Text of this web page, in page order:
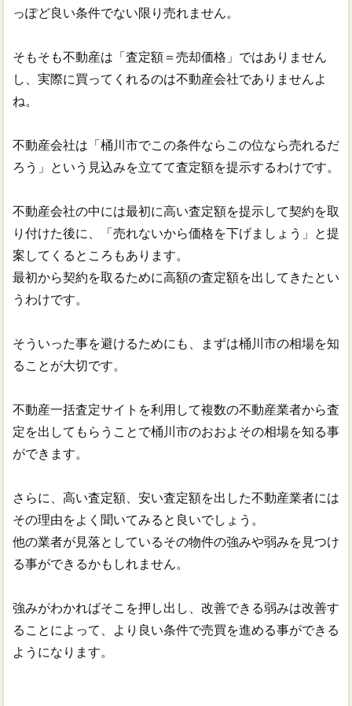
っぽど良い条件でない限り売れません。
そもそも不動産は「査定額＝売却価格」ではありません
し、実際に買ってくれるのは不動産会社でありませんよ
ね。
不動産会社は「桶川市でこの条件ならこの位なら売れるだ
ろう」という見込みを立てて査定額を提示するわけです。
不動産会社の中には最初に高い査定額を提示して契約を取
り付けた後に、「売れないから価格を下げましょう」と提
案してくるところもあります。
最初から契約を取るために高額の査定額を出してきたとい
うわけです。
そういった事を避けるためにも、まずは桶川市の相場を知
ることが大切です。
不動産一括査定サイトを利用して複数の不動産業者から査
定を出してもらうことで桶川市のおおよその相場を知る事
ができます。
さらに、高い査定額、安い査定額を出した不動産業者には
その理由をよく聞いてみると良いでしょう。
他の業者が見落としているその物件の強みや弱みを見つけ
る事ができるかもしれません。
強みがわかればそこを押し出し、改善できる弱みは改善す
ることによって、より良い条件で売買を進める事ができる
ようになります。